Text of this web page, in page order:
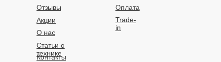
О нас
Статьи о
технике
Оплата
Отзывы
Акции
Контакты
Trade-
in